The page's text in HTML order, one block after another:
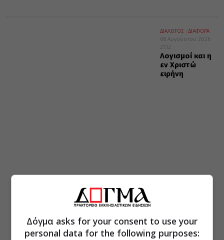
ΔΙΑΛΟΓΟΣ
ΔΙΑΦΟΡΑ
08 Αυγούστου 2026
21:12
Λογισμοί και η
εν Χριστώ
ειρήνη
Δόγμα asks for your consent to use your
personal data for the following purposes: